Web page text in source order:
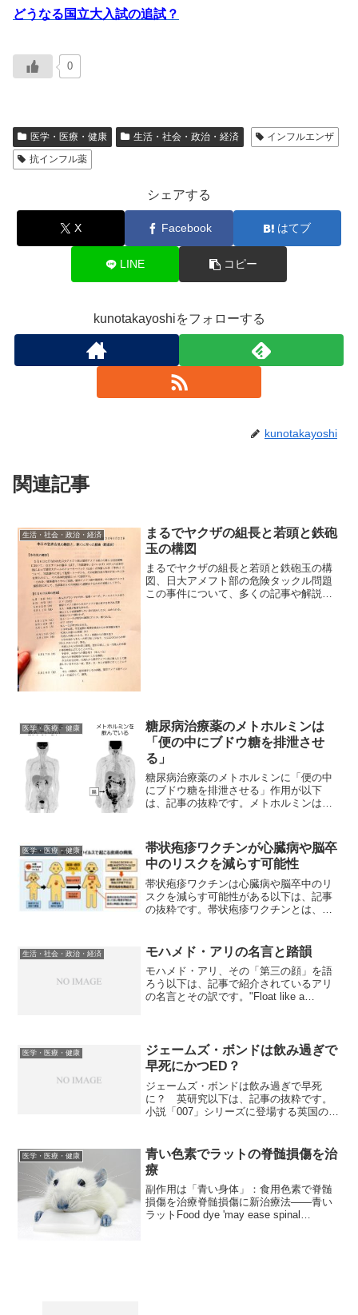
どうなる国立大入試の追試？
0
医学・医療・健康 生活・社会・政治・経済
インフルエンザ
抗インフル薬
シェアする
X Facebook はてブ
LINE コピー
kunotakayoshiをフォローする
kunotakayoshi
関連記事
生活・社会・政治・経済
まるでヤクザの組長と若頭と鉄砲
玉の構図
まるでヤクザの組長と若頭と鉄砲玉の構
図、日大アメフト部の危険タックル問題
この事件について、多くの記事や解説が
医学・医療・健康
糖尿病治療薬のメトホルミンは
「便の中にブドウ糖を排泄させ
る」
糖尿病治療薬のメトホルミンに「便の中
にブドウ糖を排泄させる」作用が以下
は、記事の抜粋です。メトホルミンは、
が、その作用メカニズムはすべては明ら
かになっていない。神戸大...
医学・医療・健康
帯状疱疹ワクチンが心臓病や脳卒
中のリスクを減らす可能性
帯状疱疹ワクチンは心臓病や脳卒中のリ
スクを減らす可能性がある以下は、記事
の抜粋です。帯状疱疹ワクチンとは、水
るワクチンであり、日本では2025年度か
ら65歳以上の人...
生活・社会・政治・経済 モハメド・アリの名言と踏韻
モハメド・アリ、その「第三の顔」を語
ろう以下は、記事で紹介されているアリ
の名言とその訳です。"Float like a
医学・医療・健康
ジェームズ・ボンドは飲み過ぎで
早死にかつED？
ジェームズ・ボンドは飲み過ぎで早死
に？ 英研究以下は、記事の抜粋です。
小説「007」シリーズに登場する英国のス
亡する――。そんな研究結果が、ユニー
クな論文を集めた英医...
医学・医療・健康
青い色素でラットの脊髄損傷を治
療
副作用は「青い身体」：食用色素で脊髄
損傷を治療脊髄損傷に新治療法――青い
ラットFood dye 'may ease spinal